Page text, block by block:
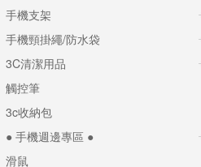
手機支架
手機頸掛繩/防水袋
3C清潔用品
觸控筆
3c收納包
● 手機週邊專區 ●
滑鼠